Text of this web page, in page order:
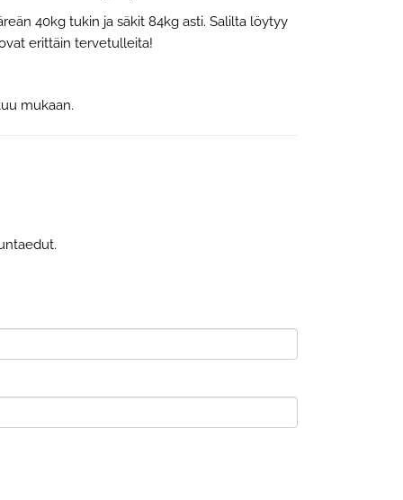
40kg tukin ja säkit 84kg asti. Salilta löytyy
erittäin tervetulleita!
mukaan.